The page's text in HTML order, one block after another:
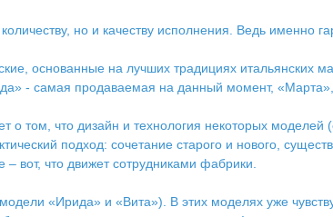
но и качеству исполнения. Ведь именно
основанные на лучших традициях итальянских
- самая продаваемая на данный момент,
о том, что дизайн и технология некоторых
подход: сочетание старого и нового,
вот, что движет сотрудниками фабрики.
«Ирида» и «Вита»). В этих моделях уже